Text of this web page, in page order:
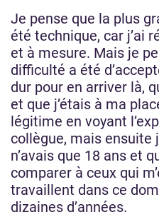
Je pense que la plus
été technique, car j’ai
et à mesure. Mais je
difficulté a été
dur pour en arriver là,
et que j’étais à ma
légitime en voyant
collègue, mais ensuite
n’avais que 18 ans et
comparer à ceux qui
travaillent dans ce
dizaines d’années.